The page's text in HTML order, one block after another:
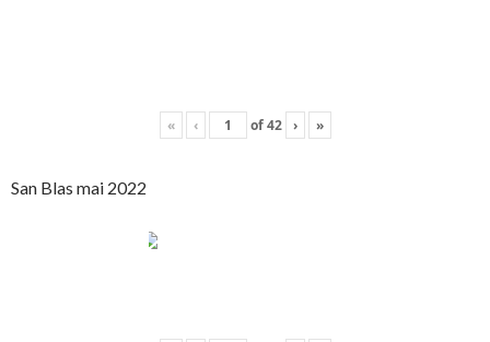
« ‹ of42 › »
San Blas mai 2022